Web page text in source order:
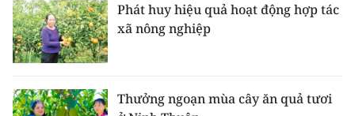
Phát huy hiệu quả hoạt động hợp tác
xã nông nghiệp
Thưởng ngoạn mùa cây ăn quả tươi